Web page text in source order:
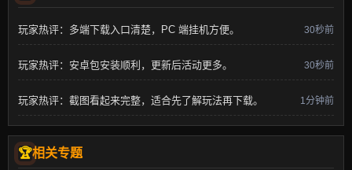
玩家热评：多端下载入口清楚，PC 端挂机方便。 30秒前
玩家热评：安卓包安装顺利，更新后活动更多。 30秒前
玩家热评：截图看起来完整，适合先了解玩法再下载。 1分钟前
相关专题